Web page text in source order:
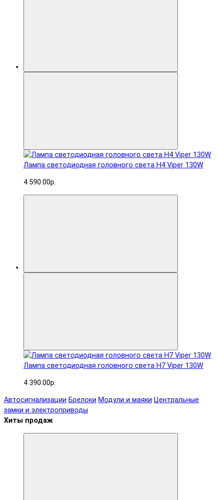
Лампа светодиодная головного света H4 Viper 130W
4 590.00р.
Лампа светодиодная головного света H7 Viper 130W
4 390.00р.
Автосигнализации Брелоки Модули и маяки Центральные
замки и электроприводы
Хиты продаж